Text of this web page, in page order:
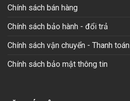
Chính sách bán hàng
Chính sách bảo hành - đổi trả
Chính sách vận chuyển - Thanh toán
Chính sách bảo mật thông tin